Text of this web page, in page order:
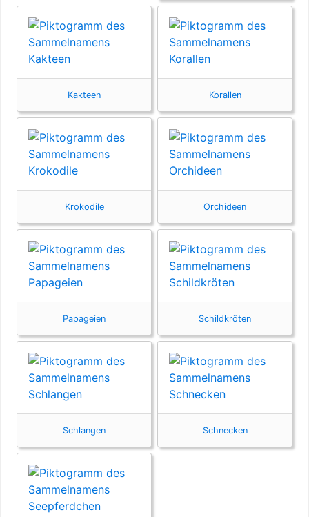
Kakteen Korallen
Krokodile Orchideen
Papageien Schildkröten
Schlangen Schnecken